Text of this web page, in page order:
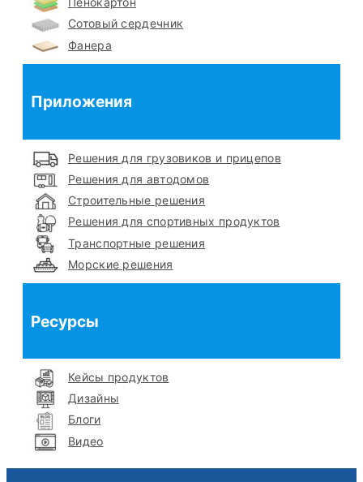
Сотовый сердечник
Фанера
Приложения
Решения для грузовиков и прицепов
Решения для автодомов
Строительные решения
Решения для спортивных продуктов
Транспортные решения
Морские решения
Ресурсы
Кейсы продуктов
Дизайны
Блоги
Видео